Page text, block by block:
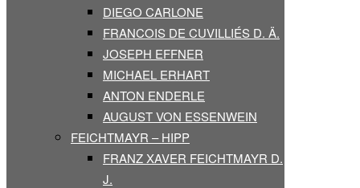
DIEGO CARLONE
FRANCOIS DE CUVILLIÉS D. Ä.
JOSEPH EFFNER
MICHAEL ERHART
ANTON ENDERLE
AUGUST VON ESSENWEIN
FEICHTMAYR – HIPP
FRANZ XAVER FEICHTMAYR D.
J.